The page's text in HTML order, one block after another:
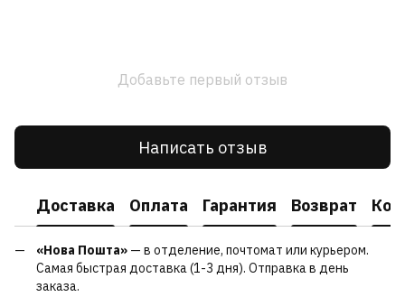
Добавьте первый отзыв
Написать отзыв
Доставка Оплата Гарантия Возврат
«Нова Пошта» — в отделение, почтомат или курьером.
Самая быстрая доставка (1-3 дня). Отправка в день
заказа.